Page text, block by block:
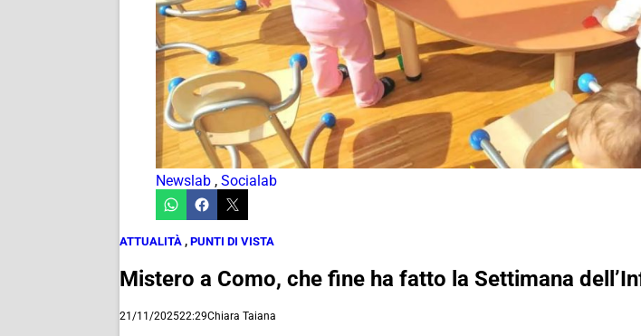
Newslab , Socialab
ATTUALITÀ , PUNTI DI VISTA
Mistero a Como, che fine ha fatto la Settimana
21/11/202522:29Chiara Taiana